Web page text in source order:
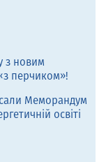
з новим
перчиком»!
Меморандум
освіті